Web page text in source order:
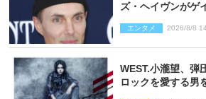
ズ・ヘイヴンが
エンタメ 2026/8/8
WEST.小瀧望、弾
ロックを愛する